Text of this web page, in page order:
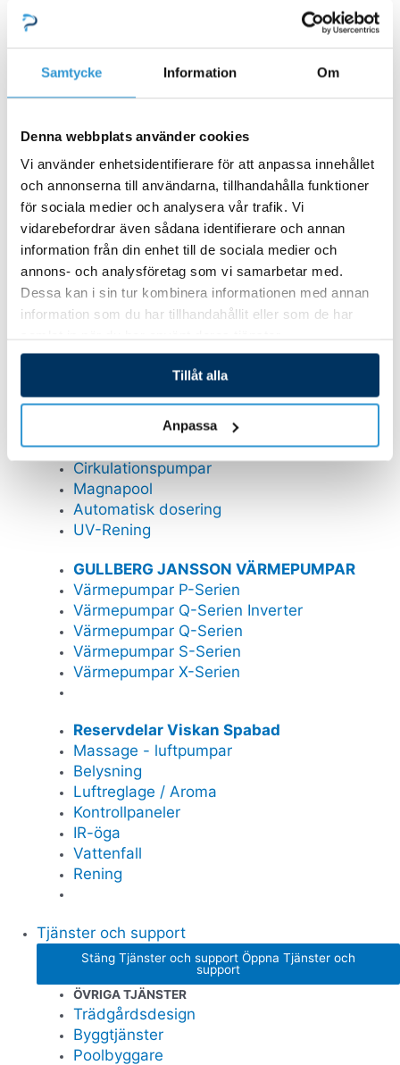
Samtycke Information Om
Denna webbplats använder cookies
Vi använder enhetsidentifierare för att anpassa innehållet
och annonserna till användarna, tillhandahålla funktioner
för sociala medier och analysera vår trafik. Vi
vidarebefordrar även sådana identifierare och annan
information från din enhet till de sociala medier och
annons- och analysföretag som vi samarbetar med.
Dessa kan i sin tur kombinera informationen med annan
information som du har tillhandahållit eller som de har
Tillåt alla
Anpassa
Stäng Reservdelar Öppna Reservdelar
RESERVDELAR POOL
Poolstädare
Stegar
Bräddavlopp inlop
GULLBERG JANSSON RESERVDELAR
Pooltak
Pooltak Leia
Pooltak Nova Comfort
Poolrobotar
GULLBERG JANSSON VATTENRENING
Poolvärmepumpar
Saltklorinator
Cirkulationspumpar
Magnapool
Automatisk dosering
UV-Rening
GULLBERG JANSSON VÄRMEPUMPAR
Värmepumpar P-Serien
Värmepumpar Q-Serien Inverter
Värmepumpar Q-Serien
Värmepumpar S-Serien
Värmepumpar X-Serien
Reservdelar Viskan Spabad
Massage - luftpumpar
Belysning
Luftreglage / Aroma
Kontrollpaneler
IR-öga
Vattenfall
Rening
Tjänster och support
Stäng Tjänster och support Öppna Tjänster och
support
ÖVRIGA TJÄNSTER
Trädgårdsdesign
Byggtjänster
Poolbyggare